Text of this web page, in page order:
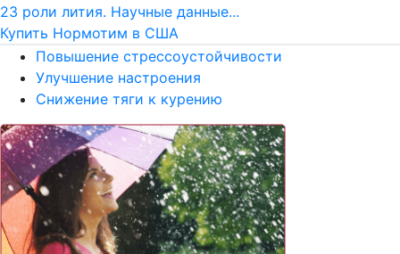
23 роли лития. Научные данные...
Купить Нормотим в США
Повышение стрессоустойчивости
Улучшение настроения
Снижение тяги к курению